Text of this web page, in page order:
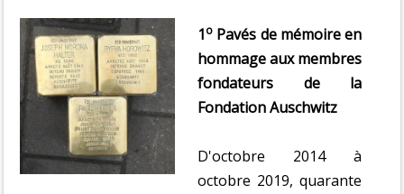
1o Pavés de mémoire en
hommage aux membres
fondateurs de la
Fondation Auschwitz
D'octobre 2014 à
octobre 2019, quarante